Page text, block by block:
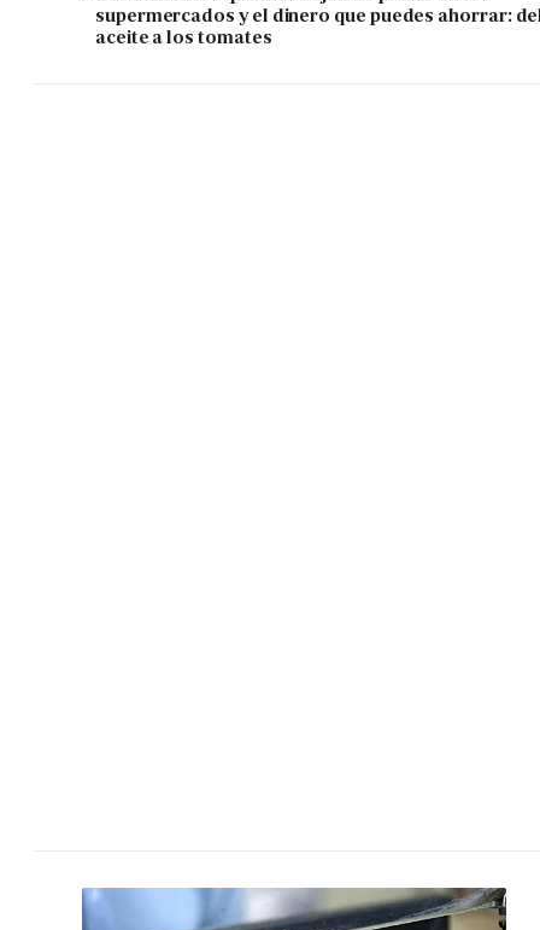
supermercados y el dinero que puedes ahorrar:
aceite a los tomates